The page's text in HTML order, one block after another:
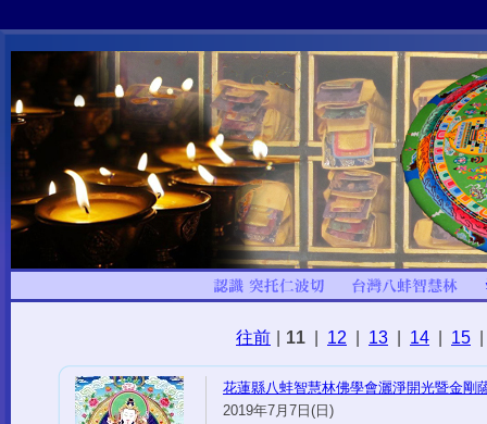
往前 11 12 13 14 15
花蓮縣八蚌智慧林佛學會灑淨開光暨金剛
2019年7月7日(日)